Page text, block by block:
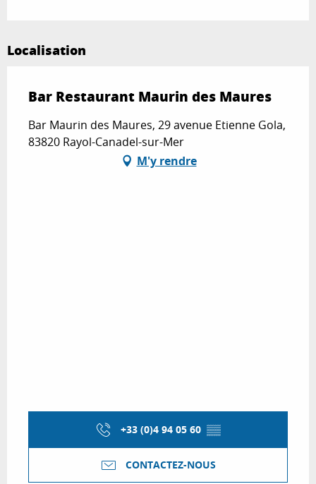
Localisation
Bar Restaurant Maurin des Maures
Bar Maurin des Maures, 29 avenue Etienne Gola,
83820 Rayol-Canadel-sur-Mer
M'y rendre
+33 (0)4 94 05 60 ▒▒
CONTACTEZ-NOUS